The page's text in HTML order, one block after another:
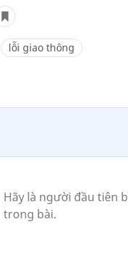
lỗi giao thông